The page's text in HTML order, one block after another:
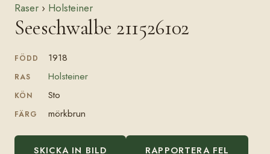
Raser › Holsteiner
Seeschwalbe 211526102
FÖDD 1918
RAS Holsteiner
KÖN Sto
FÄRG mörkbrun
SKICKA IN BILD RAPPORTERA FEL